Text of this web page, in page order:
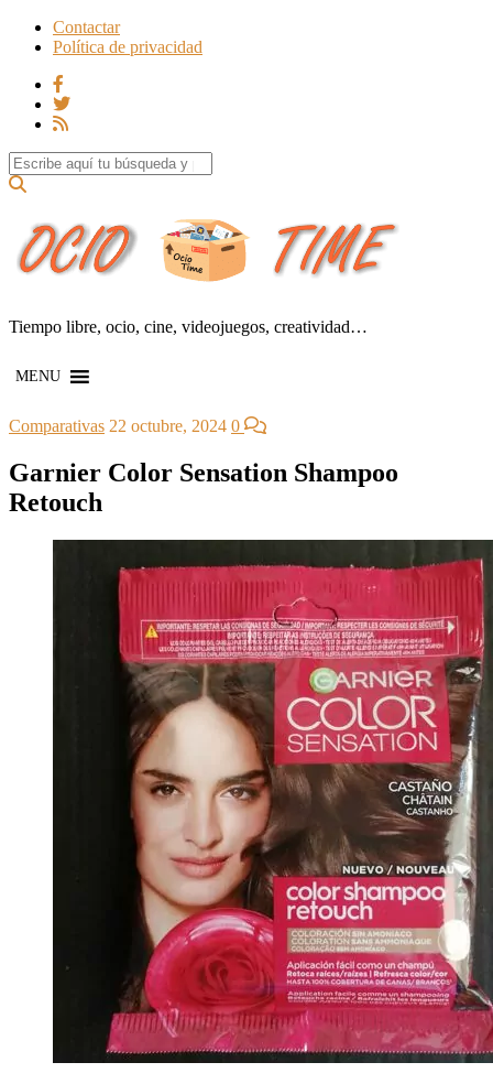
Contactar
Política de privacidad
Search for:
Tiempo libre, ocio, cine, videojuegos, creatividad…
MENU
Comparativas 22 octubre, 2024 0
Garnier Color Sensation Shampoo
Retouch